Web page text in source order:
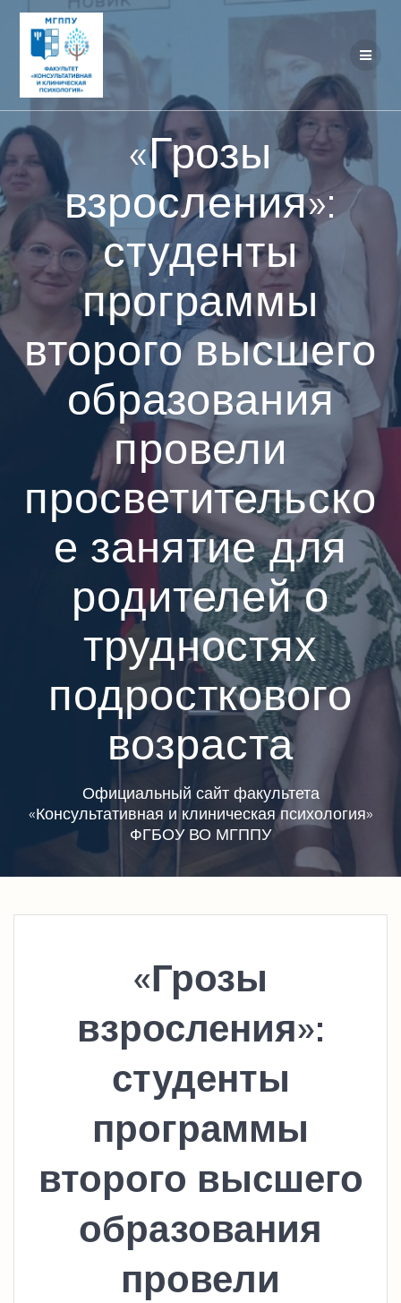
Перейти
«Грозы
взросления»:
студенты
программы
второго высшего
образования
провели
просветительско
е занятие для
родителей о
трудностях
подросткового
возраста
Официальный сайт факультета
«Консультативная и клиническая психология»
ФГБОУ ВО МГППУ
«Грозы
взросления»:
студенты
программы
второго высшего
образования
провели